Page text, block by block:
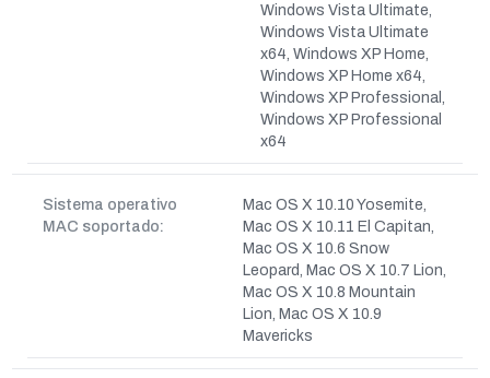
Windows Vista Ultimate,
Windows Vista Ultimate
x64, Windows XP Home,
Windows XP Home x64,
Windows XP Professional,
Windows XP Professional
x64
Sistema operativo
MAC soportado:
Mac OS X 10.10 Yosemite,
Mac OS X 10.11 El Capitan,
Mac OS X 10.6 Snow
Leopard, Mac OS X 10.7 Lion,
Mac OS X 10.8 Mountain
Lion, Mac OS X 10.9
Mavericks